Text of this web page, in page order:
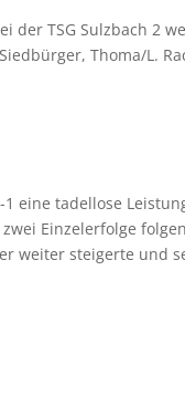
der TSG Sulzbach 2
Thoma/L.
eine tadellose
Einzelerfolge
weiter steigerte und